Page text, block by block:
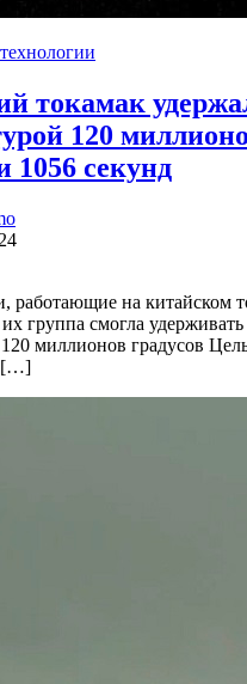
токамак
120
1056 секунд
работающие на китайском
группа смогла
миллионов градусов
[…]